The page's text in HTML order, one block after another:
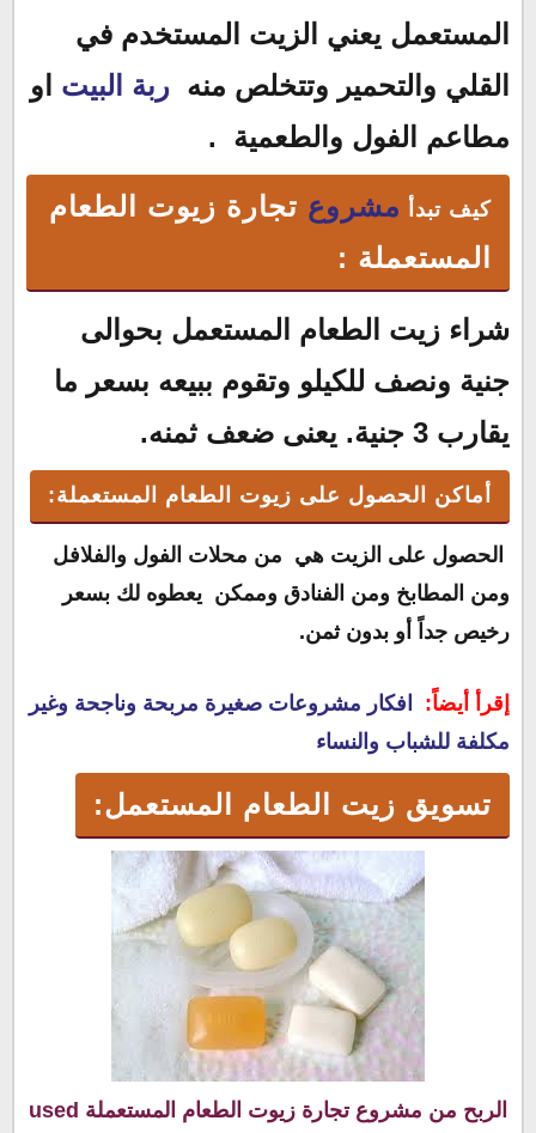
المستعمل يعني الزيت المستخدم في
القلي والتحمير وتتخلص منه ربة البيت او
مطاعم الفول والطعمية .
كيف تبدأ مشروع تجارة زيوت الطعام
المستعملة :
شراء زيت الطعام المستعمل بحوالى
جنية ونصف للكيلو وتقوم ببيعه بسعر ما
يقارب 3 جنية. يعنى ضعف ثمنه.
أماكن الحصول على زيوت الطعام المستعملة:
الحصول على الزيت هي من محلات الفول والفلافل
ومن المطابخ ومن الفنادق وممكن يعطوه لك بسعر
رخيص جداً أو بدون ثمن.
إقرأ أيضاً:
افكار مشروعات صغيرة مربحة وناجحة وغير
مكلفة للشباب والنساء
تسويق زيت الطعام المستعمل:
الربح من مشروع تجارة زيوت الطعام المستعملة used